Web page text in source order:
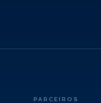
PARCEIROS